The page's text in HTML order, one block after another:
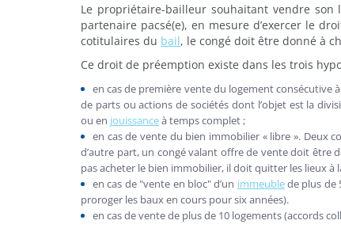
Le propriétaire-bailleur souhaitant vendre
partenaire pacsé(e), en mesure d’exercer le
cotitulaires du bail, le congé doit être donné à
Ce droit de préemption existe dans les trois
en cas de première vente du logement consécutive
de parts ou actions de sociétés dont l’objet est la
ou en jouissanceà temps complet ;
en cas de vente du bien immobilier « libre ». Deux
d’autre part, un congé valant offre de vente doit être
pas acheter le bien immobilier, il doit quitter les lieux à
en cas de "vente en bloc" d’un immeublede plus de
proroger les baux en cours pour six années).
en cas de vente de plus de 10 logements (accords